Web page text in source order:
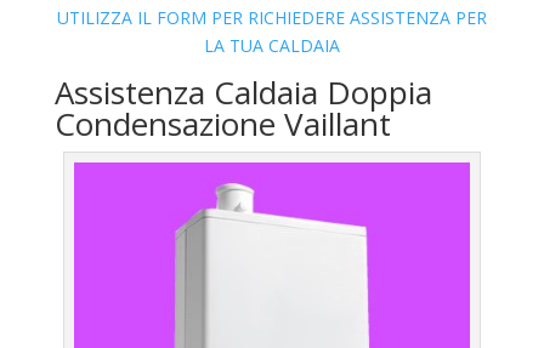
UTILIZZA IL FORM PER RICHIEDERE ASSISTENZA PER
LA TUA CALDAIA
Assistenza Caldaia Doppia
Condensazione Vaillant